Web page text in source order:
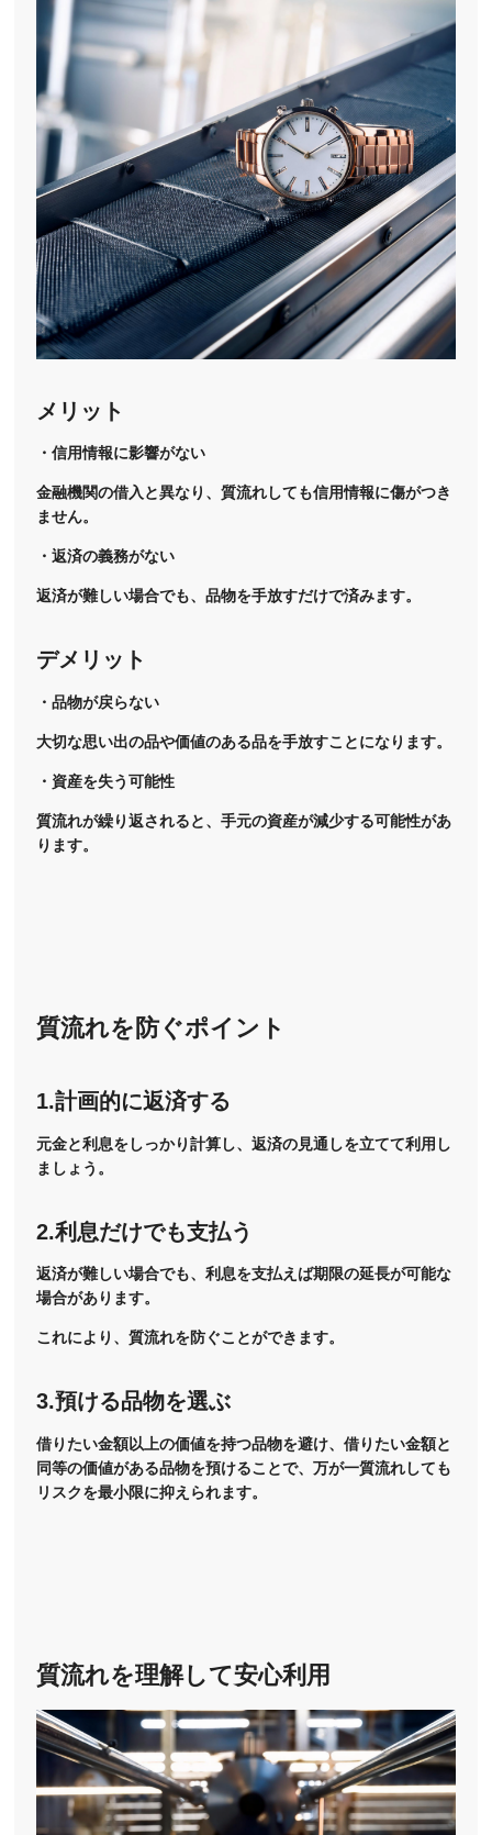
メリット
・信用情報に影響がない
金融機関の借入と異なり、質流れしても信用情報に傷がつき
ません。
・返済の義務がない
返済が難しい場合でも、品物を手放すだけで済みます。
デメリット
・品物が戻らない
大切な思い出の品や価値のある品を手放すことになります。
・資産を失う可能性
質流れが繰り返されると、手元の資産が減少する可能性があ
ります。
質流れを防ぐポイント
1.計画的に返済する
元金と利息をしっかり計算し、返済の見通しを立てて利用し
ましょう。
2.利息だけでも支払う
返済が難しい場合でも、利息を支払えば期限の延長が可能な
場合があります。
これにより、質流れを防ぐことができます。
3.預ける品物を選ぶ
借りたい金額以上の価値を持つ品物を避け、借りたい金額と
同等の価値がある品物を預けることで、万が一質流れしても
リスクを最小限に抑えられます。
質流れを理解して安心利用